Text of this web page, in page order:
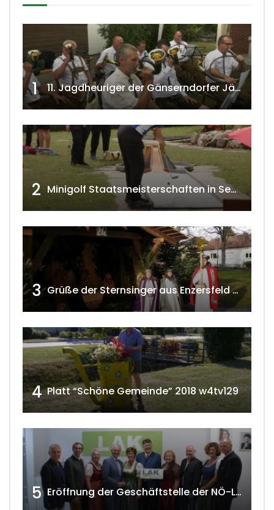
1 11. Jagdheuriger der Gänserndorfer Jäger 2020 w4tv166
2 Minigolf Staatsmeisterschaften in Seefeld-Kadolz w4tv174
3 Grüße der Sternsinger aus Enzersfeld – Klein-Engersdorf 2021 w4tv169
4 Platt “Schöne Gemeinde” 2018 w4tv129
5 Eröffnung der Geschäftstelle der NÖ-Landarbeiterkammer in Mistelbach w4tv174